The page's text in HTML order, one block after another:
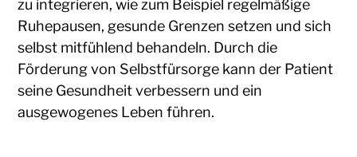
zu integrieren, wie zum Beispiel regelmäßige
Ruhepausen, gesunde Grenzen setzen und sich
selbst mitfühlend behandeln. Durch die
Förderung von Selbstfürsorge kann der Patient
seine Gesundheit verbessern und ein
ausgewogenes Leben führen.